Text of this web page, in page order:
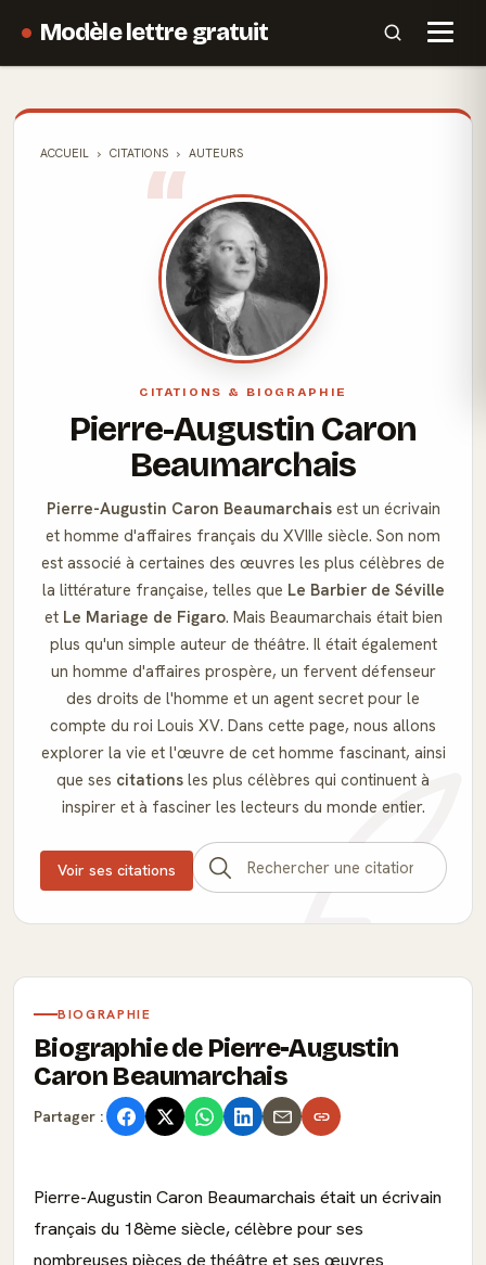
Modèle lettre gratuit
ACCUEIL CITATIONS AUTEURS
CITATIONS & BIOGRAPHIE
Pierre-Augustin Caron
Beaumarchais
Pierre-Augustin Caron Beaumarchaisest un écrivain
et homme d'affaires français du XVIIIe siècle. Son nom
est associé à certaines des œuvres les plus célèbres de
la littérature française, telles que Le Barbier de Séville
et Le Mariage de Figaro. Mais Beaumarchais était bien
plus qu'un simple auteur de théâtre. Il était également
un homme d'affaires prospère, un fervent défenseur
des droits de l'homme et un agent secret pour le
compte du roi Louis XV. Dans cette page, nous allons
explorer la vie et l'œuvre de cet homme fascinant, ainsi
que ses citations les plus célèbres qui continuent à
inspirer et à fasciner les lecteurs du monde entier.
Voir ses citations
BIOGRAPHIE
Biographie de Pierre-Augustin
Caron Beaumarchais
Partager :
Pierre-Augustin Caron Beaumarchais était un écrivain
français du 18ème siècle, célèbre pour ses
nombreuses pièces de théâtre et ses œuvres